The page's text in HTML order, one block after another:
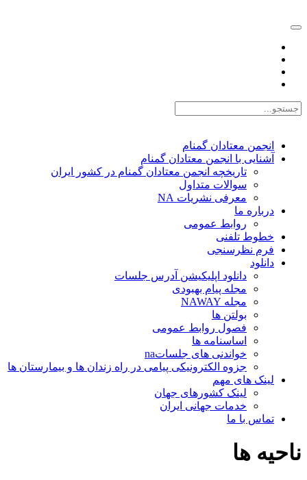
انجمن معتادان گمنام
آشنایی با انجمن معتادان گمنام
تاریخچه انجمن معتادان گمنام در کشور ایران
سوالات متداول
معرفی نشریات NA
درباره ما
روابط عمومی
خطوط تلفنی
فرم نظرسنجی
دانلود
دانلود اپلیکیشن آدرس جلسات
مجله پیام بهبودی
مجله NAWAY
بولتن ها
فصول روابط عمومی
اساسنامه ها
خواندنی های جلساتna
جزوه الکترونیکی پیامی در راه زندان ها و بیمارستان ها
لینک های مهم
لینک کشورهای جهان
خدمات جهانی ایران
تماس با ما
ناحیه ها